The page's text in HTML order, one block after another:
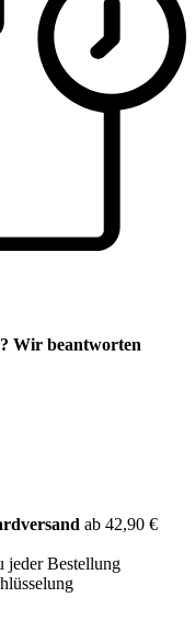
Wir beantworten
ab 42,90 €
jeder Bestellung